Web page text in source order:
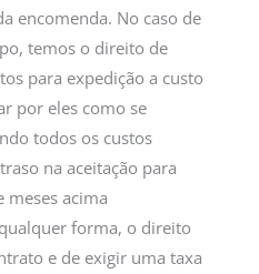
encomenda. No caso de
temos o direito de
para expedição a custo
por eles como se
todos os custos
na aceitação para
meses acima
forma, o direito
e de exigir uma taxa